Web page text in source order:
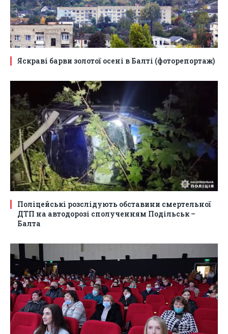
Яскраві барви золотої осені в Балті (фоторепортаж)
Поліцейські розслідують обставини смертельної
ДТП на автодорозі сполученням Подільськ –
Балта